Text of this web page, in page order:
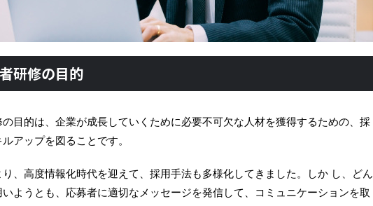
研修の目的
目的は、企業が成長していくために必要不可欠な人材を獲得するための、採
アップを図ることです。
り、高度情報化時代を迎えて、採用手法も多様化してきました。しか し、どん
ようとも、応募者に適切なメッセージを発信して、コミュニケーションを取